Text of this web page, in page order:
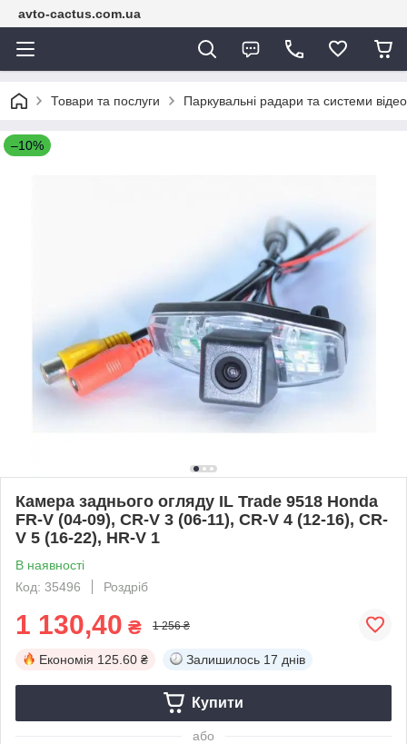
avto-cactus.com.ua
Товари та послуги Паркувальні радари та системи
–10%
Камера заднього огляду IL Trade 9518 Honda
FR-V (04-09), CR-V 3 (06-11), CR-V 4 (12-16), CR-
V 5 (16-22), HR-V 1
В наявності
Код: 35496
Роздріб
1 130,40 ₴ 1 256 ₴
Економія 125.60 ₴ Залишилось 17 днів
Купити
або